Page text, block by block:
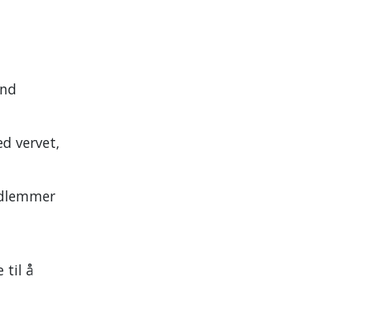
vervet,
til å